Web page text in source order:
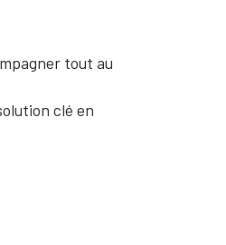
tout au
clé en